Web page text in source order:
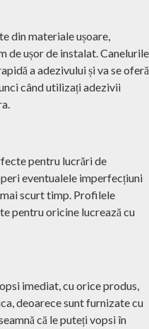
din materiale ușoare,
de ușor de instalat. Canelurile
a adezivului și va se oferă
când utilizați adezivii
pentru lucrări de
eventualele imperfecțiuni
scurt timp. Profilele
pentru oricine lucrează cu
imediat, cu orice produs,
deoarece sunt furnizate cu
că le puteți vopsi în